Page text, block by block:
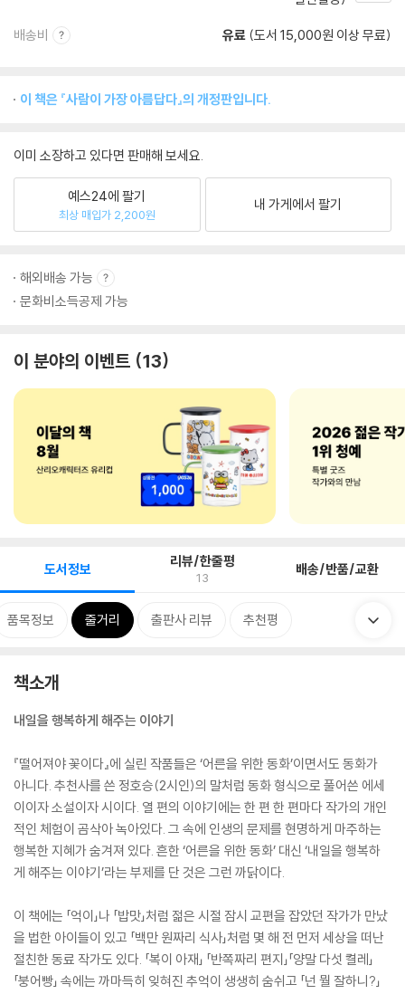
배송비 유료 (도서 15,000원 이상 무료)
이 책은 『사람이 가장 아름답다』의 개정판입니다.
이미 소장하고 있다면 판매해 보세요.
예스24에 팔기
최상 매입가 2,200원
내 가게에서 팔기
해외배송 가능
문화비소득공제 가능
이 분야의 이벤트 13
도서정보 리뷰/한줄평
13 배송/반품/교환
품목정보 줄거리 출판사 리뷰 추천평
책소개
내일을 행복하게 해주는 이야기
『떨어져야 꽃이다』에 실린 작품들은 ‘어른을 위한 동화’이면서도 동화가
아니다. 추천사를 쓴 정호승(2시인)의 말처럼 동화 형식으로 풀어쓴 에세
이이자 소설이자 시이다. 열 편의 이야기에는 한 편 한 편마다 작가의 개인
적인 체험이 곰삭아 녹아있다. 그 속에 인생의 문제를 현명하게 마주하는
행복한 지혜가 숨겨져 있다. 흔한 ‘어른을 위한 동화’ 대신 ‘내일을 행복하
게 해주는 이야기’라는 부제를 단 것은 그런 까닭이다.
이 책에는 「억이」나 「밥맛」처럼 젊은 시절 잠시 교편을 잡았던 작가가 만났
을 법한 아이들이 있고 「백만 원짜리 식사」처럼 몇 해 전 먼저 세상을 떠난
절친한 동료 작가도 있다. 「복이 아재」 「반쪽짜리 편지」「양말 다섯 켤레」
「붕어빵」 속에는 까마득히 잊혀진 추억이 생생히 숨쉬고 「넌 뭘 잘하니?」